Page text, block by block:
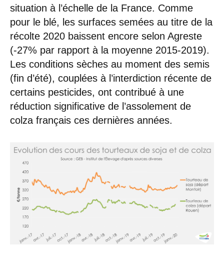
situation à l’échelle de la France. Comme
pour le blé, les surfaces semées au titre de la
récolte 2020 baissent encore selon Agreste
(-27% par rapport à la moyenne 2015-2019).
Les conditions sèches au moment des semis
(fin d’été), couplées à l’interdiction récente de
certains pesticides, ont contribué à une
réduction significative de l’assolement de
colza français ces dernières années.